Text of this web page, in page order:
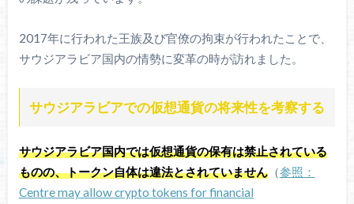
2017年に行われた王族及び官僚の拘束が行われたことで、
サウジアラビア国内の情勢に変革の時が訪れました。
サウジアラビアでの仮想通貨の将来性を考察する
サウジアラビア国内では仮想通貨の保有は禁止されている
ものの、トークン自体は違法とされていません（参照：
Centre may allow crypto tokens for financial